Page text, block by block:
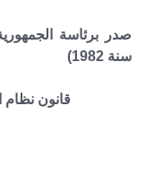
سنة 1982)
قانون نظام